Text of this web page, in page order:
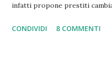
infatti propone prestiti
registrata all'albo delle
CONDIVIDI 8 COMMENTI